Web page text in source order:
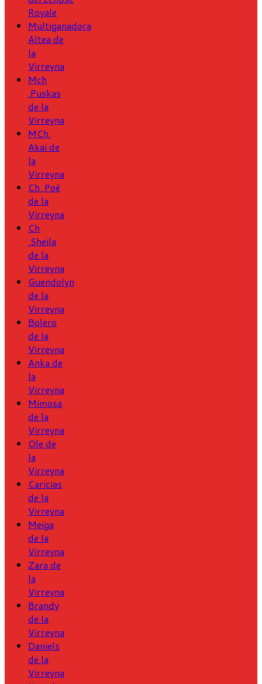
Royale
Multiganadora
Altea de
la
Virreyna
Mch
.Puskas
de la
Virreyna
MCh.
Akai de
la
Virreyna
Ch .Poé
de la
Virreyna
Ch
.Sheila
de la
Virreyna
Guendolyn
de la
Virreyna
Bolero
de la
Virreyna
Anka de
la
Virreyna
Mimosa
de la
Virreyna
Ole de
la
Virreyna
Caricias
de la
Virreyna
Meiga
de la
Virreyna
Zara de
la
Virreyna
Brandy
de la
Virreyna
Daniels
de la
Virreyna